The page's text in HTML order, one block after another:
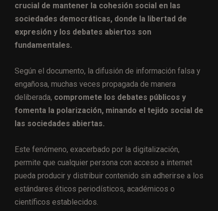
crucial de mantener la cohesión social en las
sociedades democráticas, donde la libertad de
expresión y los debates abiertos son
fundamentales.
Según el documento, la difusión de información falsa y
engañosa, muchas veces propagada de manera
deliberada, compromete los debates públicos y
fomenta la polarización, minando el tejido social de
las sociedades abiertas.
Este fenómeno, exacerbado por la digitalización,
permite que cualquier persona con acceso a internet
pueda producir y distribuir contenido sin adherirse a los
estándares éticos periodísticos, académicos o
científicos establecidos.